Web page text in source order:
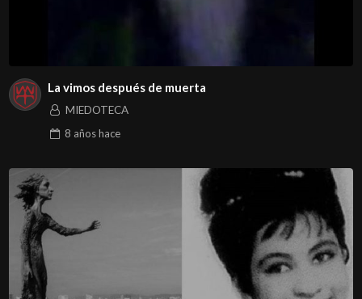
La vimos después de muerta
MIEDOTECA
8 añoshace